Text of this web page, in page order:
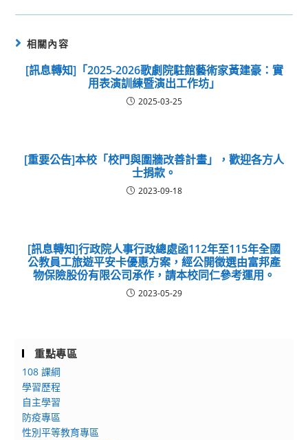
相關內容
[訊息轉知]「2025-2026歌劇院駐館藝術家黃建豪：實
用表演訓練暨演出工作坊」
2025-03-25
[重要公告]本校「校門與圍牆改善計畫」，歡迎各方人
士捐款。
2023-09-18
[訊息轉知]行政院人事行政總處函112年至115年全國
公教員工旅遊平安卡優惠方案，經公開徵選由富邦產
物保險股份有限公司承作，請本校同仁參考運用。
2023-05-29
重點專區
108 課綱
學習歷程
自主學習
防疫專區
性別平等教育專區